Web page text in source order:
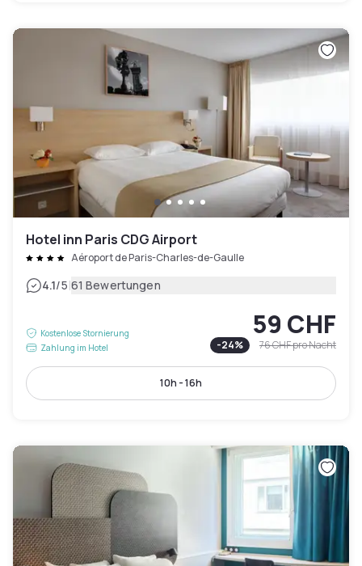
Hotel inn Paris CDG Airport
Aéroport de Paris-Charles-de-Gaulle
4.1/5|61 Bewertungen
Kostenlose Stornierung
Zahlung im Hotel
59 CHF
-24% 76 CHFpro Nacht
10h - 16h